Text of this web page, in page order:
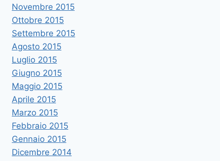
Novembre 2015
Ottobre 2015
Settembre 2015
Agosto 2015
Luglio 2015
Giugno 2015
Maggio 2015
Aprile 2015
Marzo 2015
Febbraio 2015
Gennaio 2015
Dicembre 2014